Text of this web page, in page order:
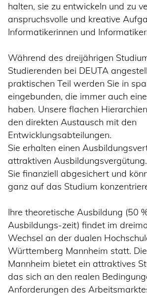
halten, sie zu entwickeln und zu
anspruchsvolle und kreative
Informatikerinnen und
Während des dreijährigen
Studierenden bei DEUTA
praktischen Teil werden Sie in
eingebunden, die immer auch
haben. Unsere flachen
den direkten Austausch mit den
Entwicklungsabteilungen.
Sie erhalten einen
attraktiven
Sie finanziell abgesichert und
ganz auf das Studium
Ihre theoretische Ausbildung (50
Ausbildungs-zeit) findet im
Wechsel an der dualen
Württemberg Mannheim statt.
Mannheim bietet ein attraktives
das sich an den realen
Anforderungen des